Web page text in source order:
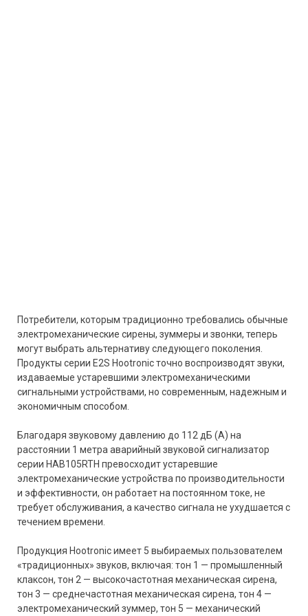
Потребители, которым традиционно требовались обычные
электромеханические сирены, зуммеры и звонки, теперь
могут выбрать альтернативу следующего поколения.
Продукты серии E2S Hootronic точно воспроизводят звуки,
издаваемые устаревшими электромеханическими
сигнальными устройствами, но современным, надежным и
экономичным способом.
Благодаря звуковому давлению до 112 дБ (А) на
расстоянии 1 метра аварийный звуковой сигнализатор
серии HAB105RTH превосходит устаревшие
электромеханические устройства по производительности
и эффективности, он работает на постоянном токе, не
требует обслуживания, а качество сигнала не ухудшается с
течением времени.
Продукция Hootronic имеет 5 выбираемых пользователем
«традиционных» звуков, включая: тон 1 — промышленный
клаксон, тон 2 — высокочастотная механическая сирена,
тон 3 — среднечастотная механическая сирена, тон 4 —
электромеханический зуммер, тон 5 — механический